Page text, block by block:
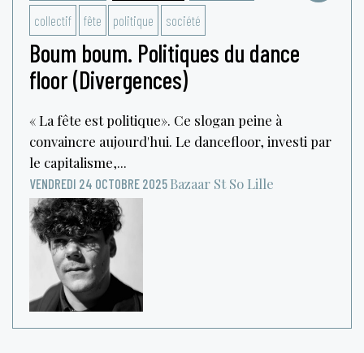
collectif fête politique société
Boum boum. Politiques du dance
floor (Divergences)
« La fête est politique». Ce slogan peine à
convaincre aujourd'hui. Le dancefloor, investi par
le capitalisme,...
VENDREDI 24 OCTOBRE 2025 Bazaar St So Lille